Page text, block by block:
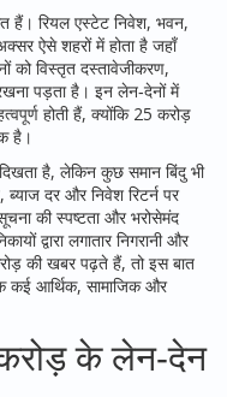
हैं। रियल एस्टेट निवेश, भवन,
ऐसे शहरों में होता है जहाँ
को विस्तृत दस्तावेजीकरण,
पड़ता है। इन लेन‑देनों में
होती हैं, क्योंकि 25 करोड़
है।
है, लेकिन कुछ समान बिंदु भी
दर और निवेश रिटर्न पर
की स्पष्टता और भरोसेमंद
द्वारा लगातार निगरानी और
की खबर पढ़ते हैं, तो इस बात
कई आर्थिक, सामाजिक और
के लेन‑देन